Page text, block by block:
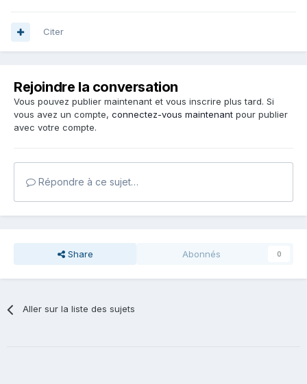
Citer
Rejoindre la conversation
Vous pouvez publier maintenant et vous inscrire plus tard. Si
vous avez un compte, connectez-vous maintenant pour publier
avec votre compte.
Répondre à ce sujet…
Share Abonnés 0
Aller sur la liste des sujets